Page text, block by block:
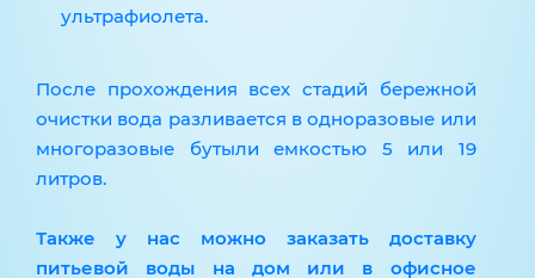
ультрафиолета.
После прохождения всех стадий бережной
очистки вода разливается в одноразовые или
многоразовые бутыли емкостью 5 или 19
литров.
Также у нас можно заказать доставку
питьевой воды на дом или в офисное